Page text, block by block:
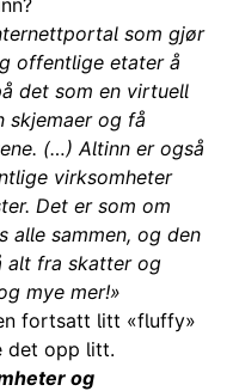
som gjør
offentlige etater å
det som en virtuell
skjemaer og få
(…) Altinn er også
virksomheter
Det er som om
alle sammen, og den
alt fra skatter og
mye mer!»
fortsatt litt «fluffy»
det opp litt.
og